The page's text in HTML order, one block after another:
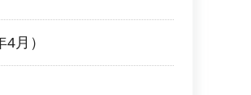
月）